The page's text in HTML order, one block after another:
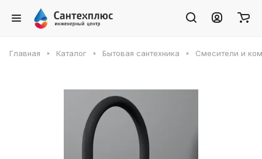
Главная Каталог Бытовая сантехника Смесители и